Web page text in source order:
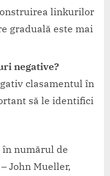
linkurilor
graduală este mai
negative?
clasamentul în
să le identifici
în numărul de
John Mueller,